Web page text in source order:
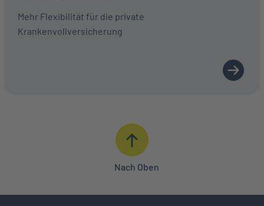
Mehr Flexibilität für die private
Krankenvollversicherung
Nach Oben